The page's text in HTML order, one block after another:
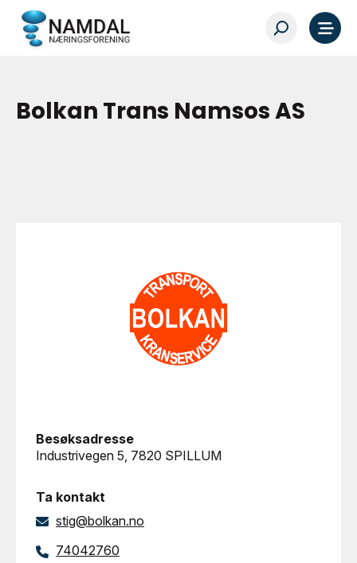
Bolkan Trans Namsos AS
Besøksadresse
Industrivegen 5, 7820 SPILLUM
Ta kontakt
stig@bolkan.no
74042760